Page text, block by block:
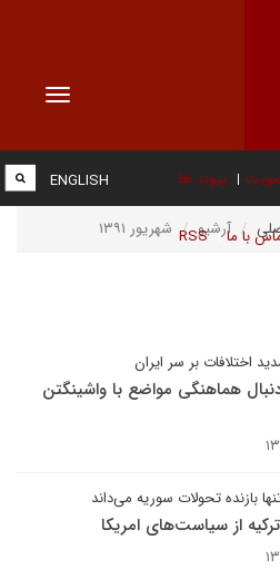
Toggle
پیوند ها
با ما RSS
ENGLISH
آرشیو شهریور ۱۳۹۱
اختلافات بر سر ایران
هماهنگی مواضع با واشینگتن
بازنده تحولات سوریه می‌داند
از سیاست‌های امریکا